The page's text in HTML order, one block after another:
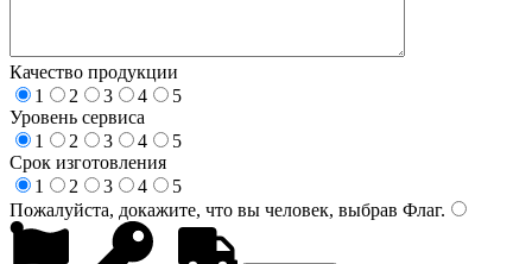
Качество продукции
1
2 3 4
5
Уровень сервиса
1
2 3 4
5
Срок изготовления
1
2 3 4
5
Пожалуйста, докажите, что вы человек, выбрав Флаг.